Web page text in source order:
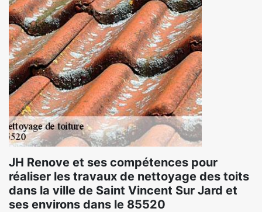
JH Renove et ses compétences pour
réaliser les travaux de nettoyage des toits
dans la ville de Saint Vincent Sur Jard et
ses environs dans le 85520